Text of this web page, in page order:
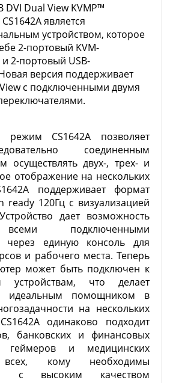
DVI Dual View KVMP™
является
устройством, которое
2-портовый KVM-
2-портовый USB-
версия поддерживает
с подключенными двумя
режим CS1642A позволяет
соединенным
осуществлять двух-, трех- и
отображение на нескольких
поддерживает формат
ready 120Гц с визуализацией
дает возможность
подключенными
через единую консоль для
и рабочего места. Теперь
может быть подключен к
устройствам, что делает
идеальным помощником в
на нескольких
одинаково подходит
банковских и финансовых
геймеров и медицинских
всех, кому необходимы
с высоким качеством